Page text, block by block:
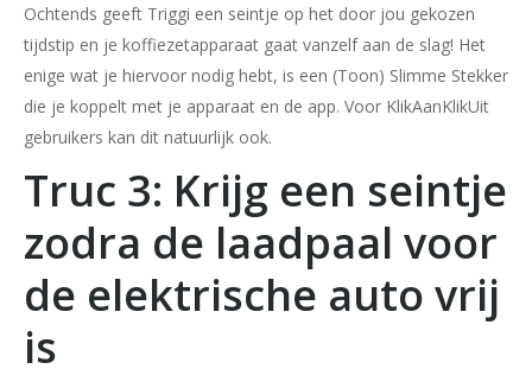
Ochtends geeft Triggi een seintje op het door jou gekozen
tijdstip en je koffiezetapparaat gaat vanzelf aan de slag! Het
enige wat je hiervoor nodig hebt, is een (Toon) Slimme Stekker
die je koppelt met je apparaat en de app. Voor KlikAanKlikUit
gebruikers kan dit natuurlijk ook.
Truc 3: Krijg een seintje
zodra de laadpaal voor
de elektrische auto vrij
is